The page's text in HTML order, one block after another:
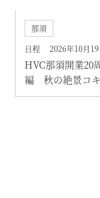
那須
日程 2026年10月19
HVC那須開業20
編 秋の絶景コ